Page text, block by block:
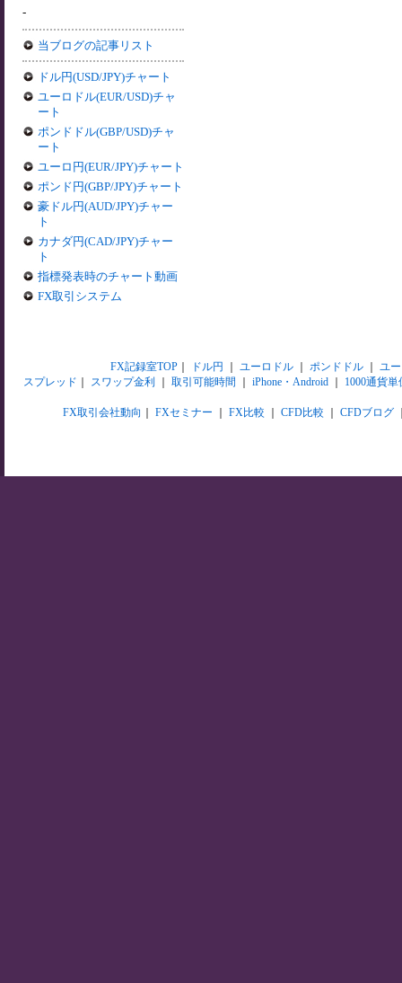
-
当ブログの記事リスト
ドル円(USD/JPY)チャート
ユーロドル(EUR/USD)チャ
ート
ポンドドル(GBP/USD)チャ
ート
ユーロ円(EUR/JPY)チャート
ポンド円(GBP/JPY)チャート
豪ドル円(AUD/JPY)チャー
ト
カナダ円(CAD/JPY)チャー
ト
指標発表時のチャート動画
FX取引システム
FX記録室TOP｜ ドル円 ユーロドル｜ ポンドドル｜ ユ
スプレッド
スワップ金利 取引可能時間 iPhone・Android 1000通貨単
FX取引会社動向 FXセミナー FX比較 CFD比較 CFDブログ